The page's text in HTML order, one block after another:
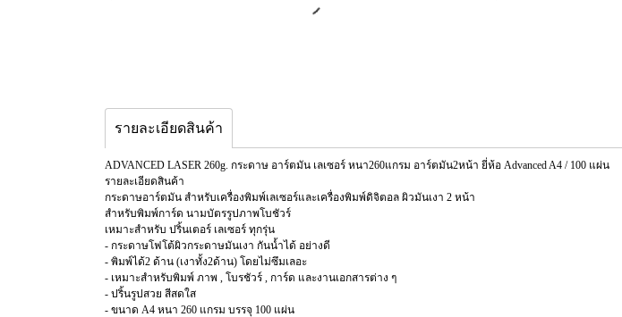
รายละเอียดสินค้า
ADVANCED LASER 260g. กระดาษ อาร์ตมัน เลเซอร์ หนา260แกรม อาร์ตมัน2หน้า ยี่ห้อ Advanced A4 / 100 แผ่น
รายละเอียดสินค้า
กระดาษอาร์ตมัน สำหรับเครื่องพิมพ์เลเซอร์และเครื่องพิมพ์ดิจิตอล ผิวมันเงา 2 หน้า
สำหรับพิมพ์การ์ด นามบัตรรูปภาพโบชัวร์
เหมาะสำหรับ ปริ้นเตอร์ เลเซอร์ ทุกรุ่น
- กระดาษโฟโต้ผิวกระดาษมันเงา กันน้ำได้ อย่างดี
- พิมพ์ได้2 ด้าน (เงาทั้ง2ด้าน) โดยไม่ซึมเลอะ
- เหมาะสำหรับพิมพ์ ภาพ , โบรชัวร์ , การ์ด และงานเอกสารต่าง ๆ
- ปริ้นรูปสวย สีสดใส
- ขนาด A4 หนา 260 แกรม บรรจุ 100 แผ่น